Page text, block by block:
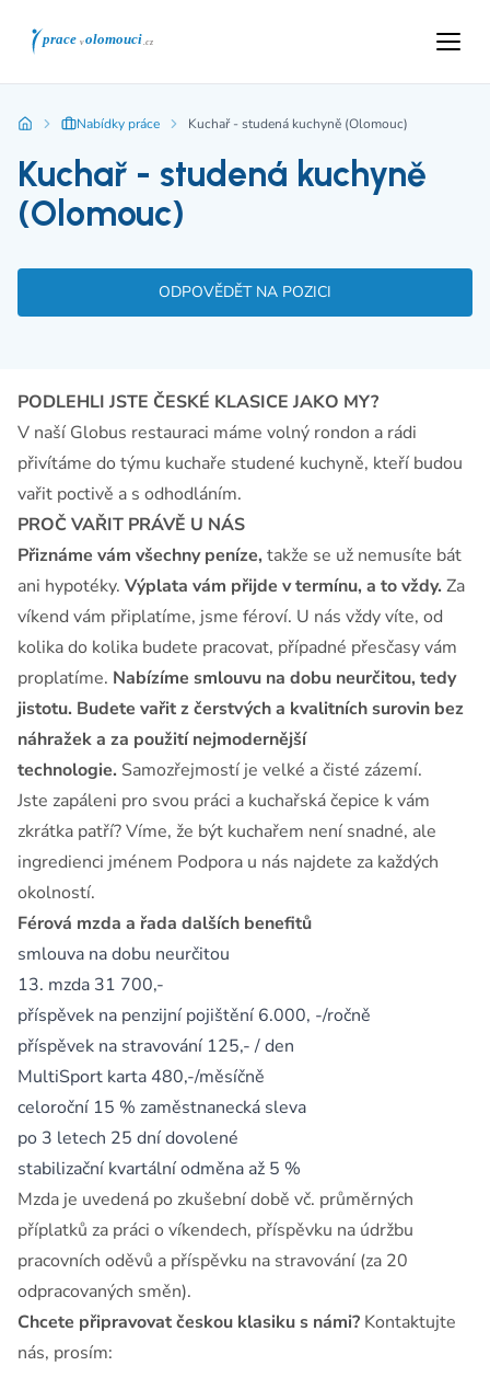
Nabídky práce Kuchař - studená kuchyně (Olomouc)
Kuchař - studená kuchyně
(Olomouc)
ODPOVĚDĚT NA POZICI
PODLEHLI JSTE ČESKÉ KLASICE JAKO MY?
V naší Globus restauraci máme volný rondon a rádi
přivítáme do týmu kuchaře studené kuchyně, kteří budou
vařit poctivě a s odhodláním.
PROČ VAŘIT PRÁVĚ U NÁS
Přiznáme vám všechny peníze, takže se už nemusíte bát
ani hypotéky. Výplata vám přijde v termínu, a to vždy. Za
víkend vám připlatíme, jsme féroví. U nás vždy víte, od
kolika do kolika budete pracovat, případné přesčasy vám
proplatíme. Nabízíme smlouvu na dobu neurčitou, tedy
jistotu. Budete vařit z čerstvých a kvalitních surovin bez
náhražek a za použití nejmodernější
technologie. Samozřejmostí je velké a čisté zázemí.
Jste zapáleni pro svou práci a kuchařská čepice k vám
zkrátka patří? Víme, že být kuchařem není snadné, ale
ingredienci jménem Podpora u nás najdete za každých
okolností.
Férová mzda a řada dalších benefitů
smlouva na dobu neurčitou
13. mzda 31 700,-
příspěvek na penzijní pojištění 6.000, -/ročně
příspěvek na stravování 125,- / den
MultiSport karta 480,-/měsíčně
celoroční 15 % zaměstnanecká sleva
po 3 letech 25 dní dovolené
stabilizační kvartální odměna až 5 %
Mzda je uvedená po zkušební době vč. průměrných
příplatků za práci o víkendech, příspěvku na údržbu
pracovních oděvů a příspěvku na stravování (za 20
odpracovaných směn).
Chcete připravovat českou klasiku s námi? Kontaktujte
nás, prosím: